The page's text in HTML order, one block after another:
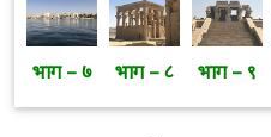
भाग – ७ भाग – ८ भाग – ९